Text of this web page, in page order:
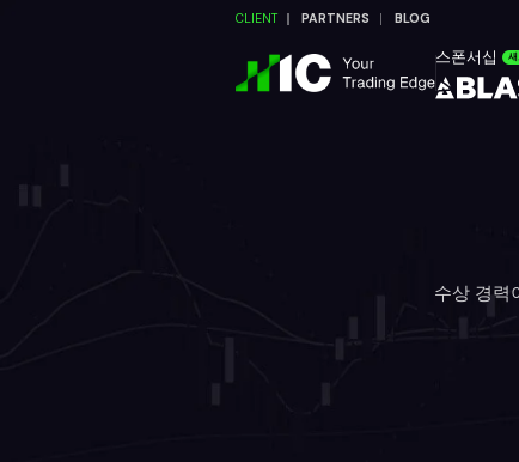
CLIENT PARTNERS BLOG
스폰서십
수상 경력